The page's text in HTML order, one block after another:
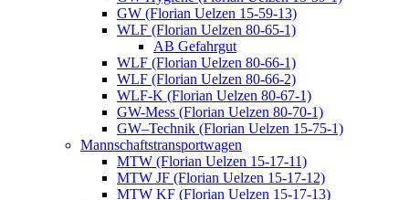
GW (Florian Uelzen 15-59-13)
WLF (Florian Uelzen 80-65-1)
AB Gefahrgut
WLF (Florian Uelzen 80-66-1)
WLF (Florian Uelzen 80-66-2)
WLF-K (Florian Uelzen 80-67-1)
GW-Mess (Florian Uelzen 80-70-1)
GW–Technik (Florian Uelzen 15-75-1)
Mannschaftstransportwagen
MTW (Florian Uelzen 15-17-11)
MTW JF (Florian Uelzen 15-17-12)
MTW KF (Florian Uelzen 15-17-13)